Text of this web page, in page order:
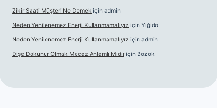
Zikir Saati Müşteri Ne Demek için admin
Neden Yenilenemez Enerji Kullanmamalıyız için Yiğido
Neden Yenilenemez Enerji Kullanmamalıyız için admin
Dişe Dokunur Olmak Mecaz Anlamlı Mıdır için Bozok